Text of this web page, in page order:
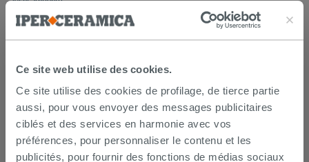
Ce site web utilise des cookies.
Ce site utilise des cookies de profilage, de tierce partie
aussi, pour vous envoyer des messages publicitaires
ciblés et des services en harmonie avec vos
préférences, pour personnaliser le contenu et les
publicités, pour fournir des fonctions de médias sociaux
PACK MONERO WC suspendu + abattant + bâti-support
autoportant PROSYS et plaque de commande OLEAS chrome
de Ideal Standard®
880,76 € /PC1 025,60 €
PROMO